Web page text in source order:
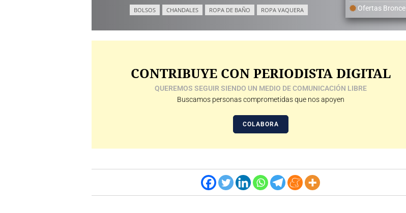
BOLSOS CHANDALES ROPA DE BAÑO ROPA VAQUERA
Ofertas Bronce
CONTRIBUYE CON PERIODISTA DIGITAL
QUEREMOS SEGUIR SIENDO UN MEDIO DE COMUNICACIÓN LIBRE
Buscamos personas comprometidas que nos apoyen
COLABORA